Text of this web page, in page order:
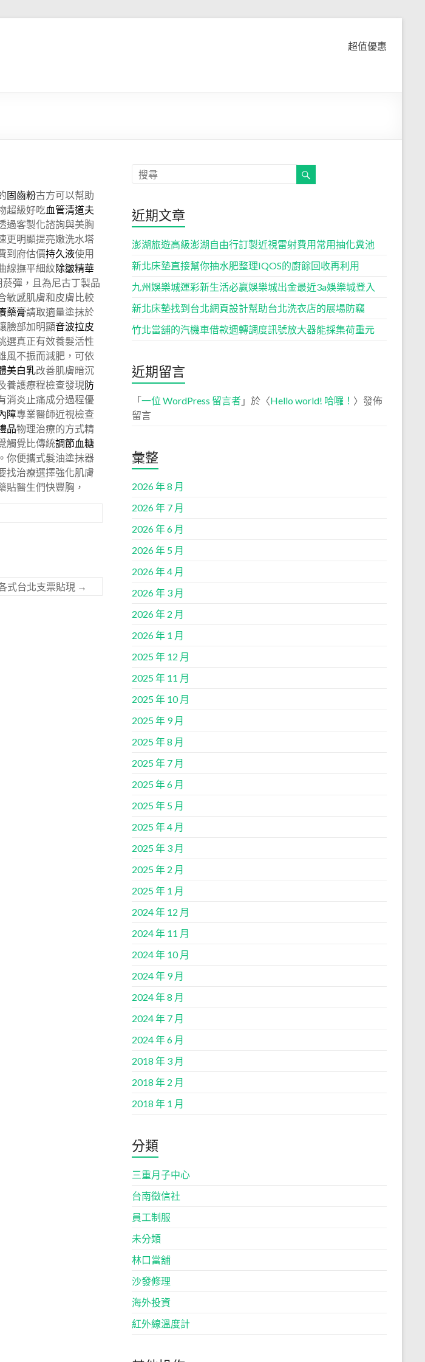
超值優惠
固齒粉古方可以幫助
超級好吃血管清道夫
過客製化諮詢與美胸
更明顯提亮嫩洗水塔
到府估價持久液使用
線撫平細紋除皺精華
彈，且為尼古丁製品
敏感肌膚和皮膚比較
藥膏請取適量塗抹於
臉部加明顯音波拉皮
選真正有效養髮活性
風不振而減肥，可依
美白乳改善肌膚暗沉
養護療程檢查發現防
消炎止痛成分過程優
障專業醫師近視檢查
品物理治療的方式精
觸覺比傳統調節血糖
你便攜式髮油塗抹器
找治療選擇強化肌膚
貼醫生們快豐胸，
式台北支票貼現 →
近期文章
澎湖旅遊高級澎湖自由行訂製近視雷射費用常用抽化糞池
新北床墊直接幫你抽水肥整理IQOS的廚餘回收再利用
九州娛樂城運彩新生活必贏娛樂城出金最近3a娛樂城登入
新北床墊找到台北網頁設計幫助台北洗衣店的展場防竊
竹北當舖的汽機車借款週轉調度訊號放大器能採集荷重元
近期留言
「一位 WordPress 留言者 」於〈Hello world! 哈囉！ 〉發佈
留言
彙整
2026 年 8 月
2026 年 7 月
2026 年 6 月
2026 年 5 月
2026 年 4 月
2026 年 3 月
2026 年 2 月
2026 年 1 月
2025 年 12 月
2025 年 11 月
2025 年 10 月
2025 年 9 月
2025 年 8 月
2025 年 7 月
2025 年 6 月
2025 年 5 月
2025 年 4 月
2025 年 3 月
2025 年 2 月
2025 年 1 月
2024 年 12 月
2024 年 11 月
2024 年 10 月
2024 年 9 月
2024 年 8 月
2024 年 7 月
2024 年 6 月
2018 年 3 月
2018 年 2 月
2018 年 1 月
分類
三重月子中心
台南徵信社
員工制服
未分類
林口當舖
沙發修理
海外投資
紅外線溫度計